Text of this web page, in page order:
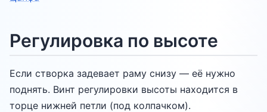
Регулировка по высоте
Если створка задевает раму снизу — её нужно
поднять. Винт регулировки высоты находится в
торце нижней петли (под колпачком).